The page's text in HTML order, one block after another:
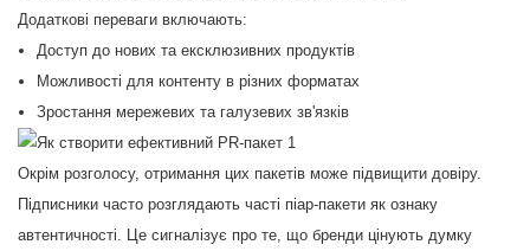
Додаткові переваги включають:
Доступ до нових та ексклюзивних продуктів
Можливості для контенту в різних форматах
Зростання мережевих та галузевих зв'язків
Окрім розголосу, отримання цих пакетів може підвищити довіру.
Підписники часто розглядають часті піар-пакети як ознаку
автентичності. Це сигналізує про те, що бренди цінують думку